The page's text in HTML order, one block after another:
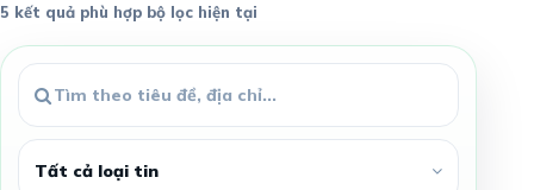
5 kết quả phù hợp bộ lọc hiện tại